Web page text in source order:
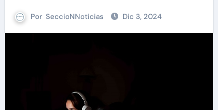
Por SeccioNNoticias Dic 3, 2024